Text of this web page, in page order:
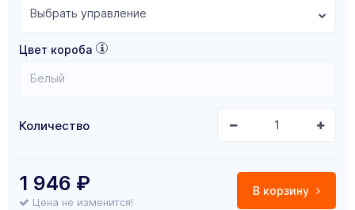
Выбрать управление
Цвет короба
Белый
Количество
В корзину
1 946 ₽
Цена не изменится!